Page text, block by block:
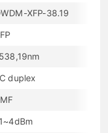
XFP-38.19
duplex